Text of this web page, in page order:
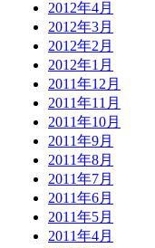
2012年4月
2012年3月
2012年2月
2012年1月
2011年12月
2011年11月
2011年10月
2011年9月
2011年8月
2011年7月
2011年6月
2011年5月
2011年4月